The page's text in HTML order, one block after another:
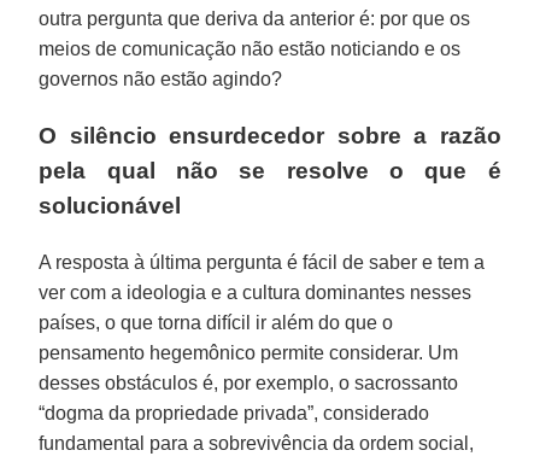
outra pergunta que deriva da anterior é: por que os
meios de comunicação não estão noticiando e os
governos não estão agindo?
O silêncio ensurdecedor sobre a razão
pela qual não se resolve o que é
solucionável
A resposta à última pergunta é fácil de saber e tem a
ver com a ideologia e a cultura dominantes nesses
países, o que torna difícil ir além do que o
pensamento hegemônico permite considerar. Um
desses obstáculos é, por exemplo, o sacrossanto
“dogma da propriedade privada”, considerado
fundamental para a sobrevivência da ordem social,